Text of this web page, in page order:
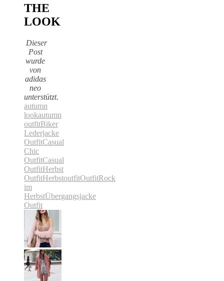
THE
LOOK
Dieser
Post
wurde
von
adidas
neo
unterstützt.
autumn
lookautumn
outfitBiker
Lederjacke
OutfitCasual
Chic
OutfitCasual
OutfitHerbst
OutfitHerbstoutfitOutfitRock
im
HerbstÜbergangsjacke
Outfit